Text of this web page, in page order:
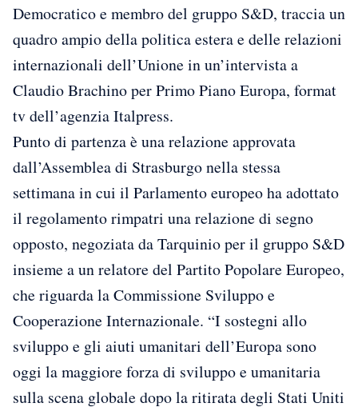
Democratico e membro del gruppo S&D, traccia un
quadro ampio della politica estera e delle relazioni
internazionali dell’Unione in un’intervista a
Claudio Brachino per Primo Piano Europa, format
tv dell’agenzia Italpress.
Punto di partenza è una relazione approvata
dall’Assemblea di Strasburgo nella stessa
settimana in cui il Parlamento europeo ha adottato
il regolamento rimpatri una relazione di segno
opposto, negoziata da Tarquinio per il gruppo S&D
insieme a un relatore del Partito Popolare Europeo,
che riguarda la Commissione Sviluppo e
Cooperazione Internazionale. “I sostegni allo
sviluppo e gli aiuti umanitari dell’Europa sono
oggi la maggiore forza di sviluppo e umanitaria
sulla scena globale dopo la ritirata degli Stati Uniti